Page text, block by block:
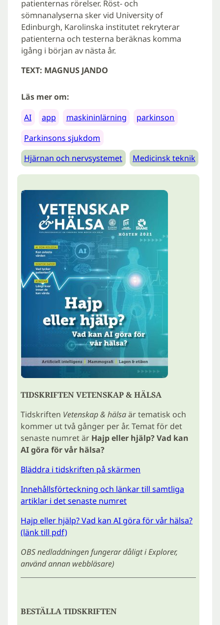
patienternas rörelser. Röst- och
sömnanalyserna sker vid University of
Edinburgh, Karolinska institutet rekryterar
patienterna och testerna beräknas komma
igång i början av nästa år.
TEXT: MAGNUS JANDO
Läs mer om:
AI
app maskininlärning
parkinson
Parkinsons sjukdom
Hjärnan och nervsystemet
Medicinsk teknik
TIDSKRIFTEN VETENSKAP & HÄLSA
Tidskriften Vetenskap & hälsaär tematisk och
kommer ut två gånger per år. Temat för det
senaste numret är Hajp eller hjälp? Vad kan
AI göra för vår hälsa?
Bläddra i tidskriften på skärmen
Innehållsförteckning och länkar till samtliga
artiklar i det senaste numret
Hajp eller hjälp? Vad kan AI göra för vår hälsa?
(länk till pdf)
OBS nedladdningen fungerar dåligt i Explorer,
använd annan webbläsare)
BESTÄLLA TIDSKRIFTEN